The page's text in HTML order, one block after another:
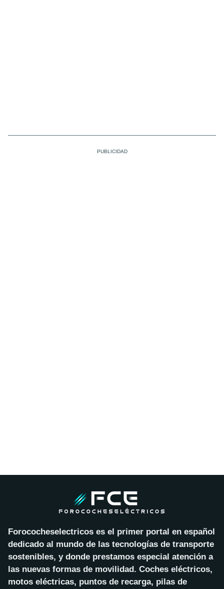
Forococheselectricos es el primer portal en español
dedicado al mundo de las tecnologías de transporte
sostenibles, y donde prestamos especial atención a
las nuevas formas de movilidad. Coches eléctricos,
motos eléctricas, puntos de recarga, pilas de